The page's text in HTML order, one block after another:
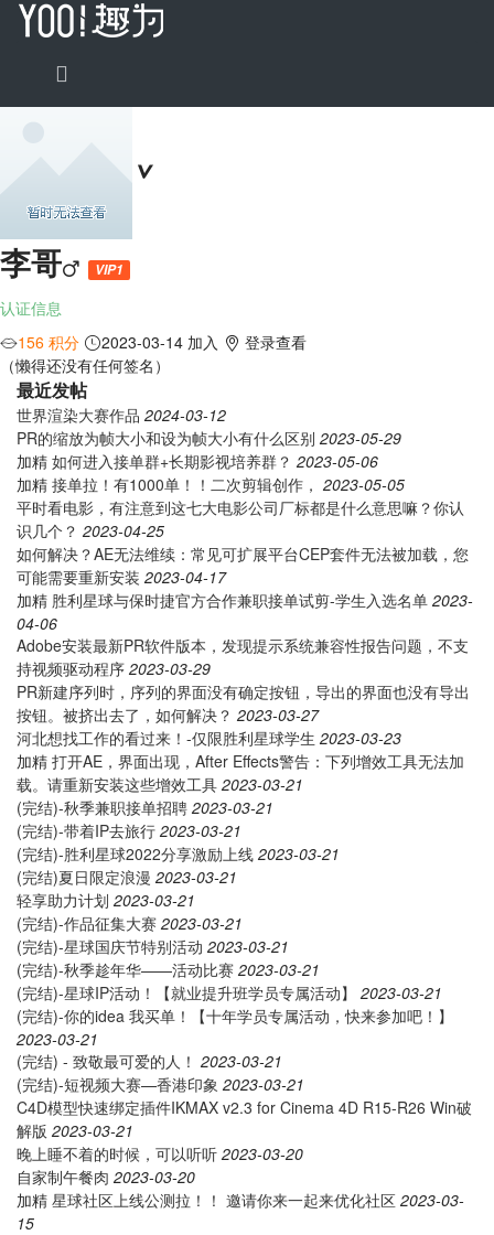
李哥 VIP1
认证信息
156 积分
2023-03-14 加入
登录查看
（懒得还没有任何签名）
最近发帖
世界渲染大赛作品 2024-03-12
PR的缩放为帧大小和设为帧大小有什么区别 2023-05-29
加精 如何进入接单群+长期影视培养群？ 2023-05-06
加精 接单拉！有1000单！！二次剪辑创作， 2023-05-05
平时看电影，有注意到这七大电影公司厂标都是什么意思嘛？你认
识几个？ 2023-04-25
如何解决？AE无法维续：常见可扩展平台CEP套件无法被加载，您
可能需要重新安装 2023-04-17
加精 胜利星球与保时捷官方合作兼职接单试剪-学生入选名单 2023-
04-06
Adobe安装最新PR软件版本，发现提示系统兼容性报告问题，不支
持视频驱动程序 2023-03-29
PR新建序列时，序列的界面没有确定按钮，导出的界面也没有导出
按钮。被挤出去了，如何解决？ 2023-03-27
河北想找工作的看过来！-仅限胜利星球学生 2023-03-23
加精 打开AE，界面出现，After Effects警告：下列增效工具无法加
载。请重新安装这些增效工具 2023-03-21
(完结)-秋季兼职接单招聘 2023-03-21
(完结)-带着IP去旅行 2023-03-21
(完结)-胜利星球2022分享激励上线 2023-03-21
(完结)夏日限定浪漫 2023-03-21
轻享助力计划 2023-03-21
(完结)-作品征集大赛 2023-03-21
(完结)-星球国庆节特别活动 2023-03-21
(完结)-秋季趁年华——活动比赛 2023-03-21
(完结)-星球IP活动！【就业提升班学员专属活动】 2023-03-21
(完结)-你的idea 我买单！【十年学员专属活动，快来参加吧！】
2023-03-21
(完结) - 致敬最可爱的人！ 2023-03-21
(完结)-短视频大赛—香港印象 2023-03-21
C4D模型快速绑定插件IKMAX v2.3 for Cinema 4D R15-R26 Win破
解版 2023-03-21
晚上睡不着的时候，可以听听 2023-03-20
自家制午餐肉 2023-03-20
加精 星球社区上线公测拉！！ 邀请你来一起来优化社区 2023-03-
15